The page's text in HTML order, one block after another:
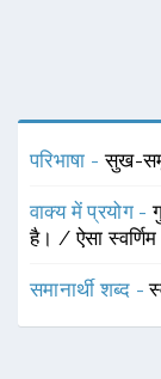
परिभाषा -सुख-
वाक्य में प्रयोग -
है। / ऐसा
समानार्थी शब्द -